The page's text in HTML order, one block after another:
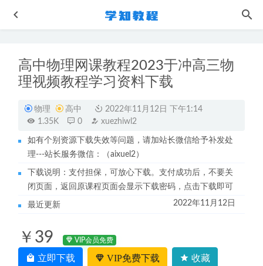
高中物理网课教程2023于冲高三物
理视频教程学习资料下载
物理 高中
2022年11月12日 下午1:14
1.35K
0 xuezhiwl2
如有个别资源下载失效等问题，请加站长微信给予补发处
理---站长服务微信：（aixuel2）
下载说明：支付担保，可放心下载。支付成功后，不要关
闭页面，返回原课程页面会显示下载密码，点击下载即可
最近更新 2022年11月12日
￥39 VIP会员免费
立即下载 VIP免费下载 收藏
乐学高考复习2023于冲高三物理讲义 2023-05-15
猿辅导2023成瑞瑞高三高考语文二三轮教程寒春班
07
23年高中物理网课2023年夏梦迪高三物理视频教程+讲义秋
季班 2022-12-19
有道2023于佳卉高三生物视频教程高考二轮复习课程
06-21